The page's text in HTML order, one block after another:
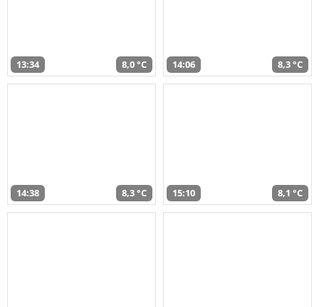
13:34 8,0 °C 14:06 8,3 °C
14:38 8,3 °C 15:10 8,1 °C